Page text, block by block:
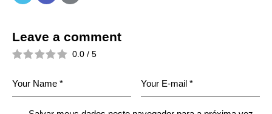
Leave a comment
0.0 / 5